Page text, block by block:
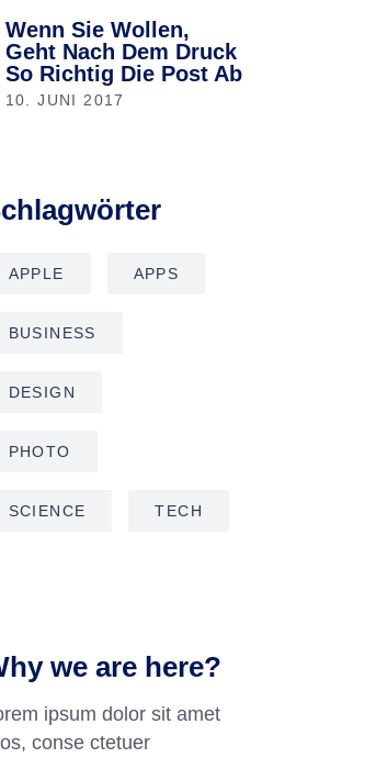
Wenn Sie Wollen,
Geht Nach Dem Druck
So Richtig Die Post Ab
10. JUNI 2017
APPLE APPS
BUSINESS
DESIGN
PHOTO
SCIENCE TECH
we are here?
ipsum dolor sit amet
conse ctetuer